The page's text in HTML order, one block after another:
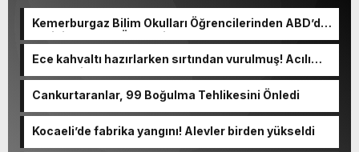
Kemerburgaz Bilim Okulları Öğrencilerinden ABD’de
Tarihi Başarı: 6 Öğrenci 14 Madalya Kazandı
Ece kahvaltı hazırlarken sırtından vurulmuş! Acılı
anne: Evime patates almak haram
Cankurtaranlar, 99 Boğulma Tehlikesini Önledi
Kocaeli’de fabrika yangını! Alevler birden yükseldi